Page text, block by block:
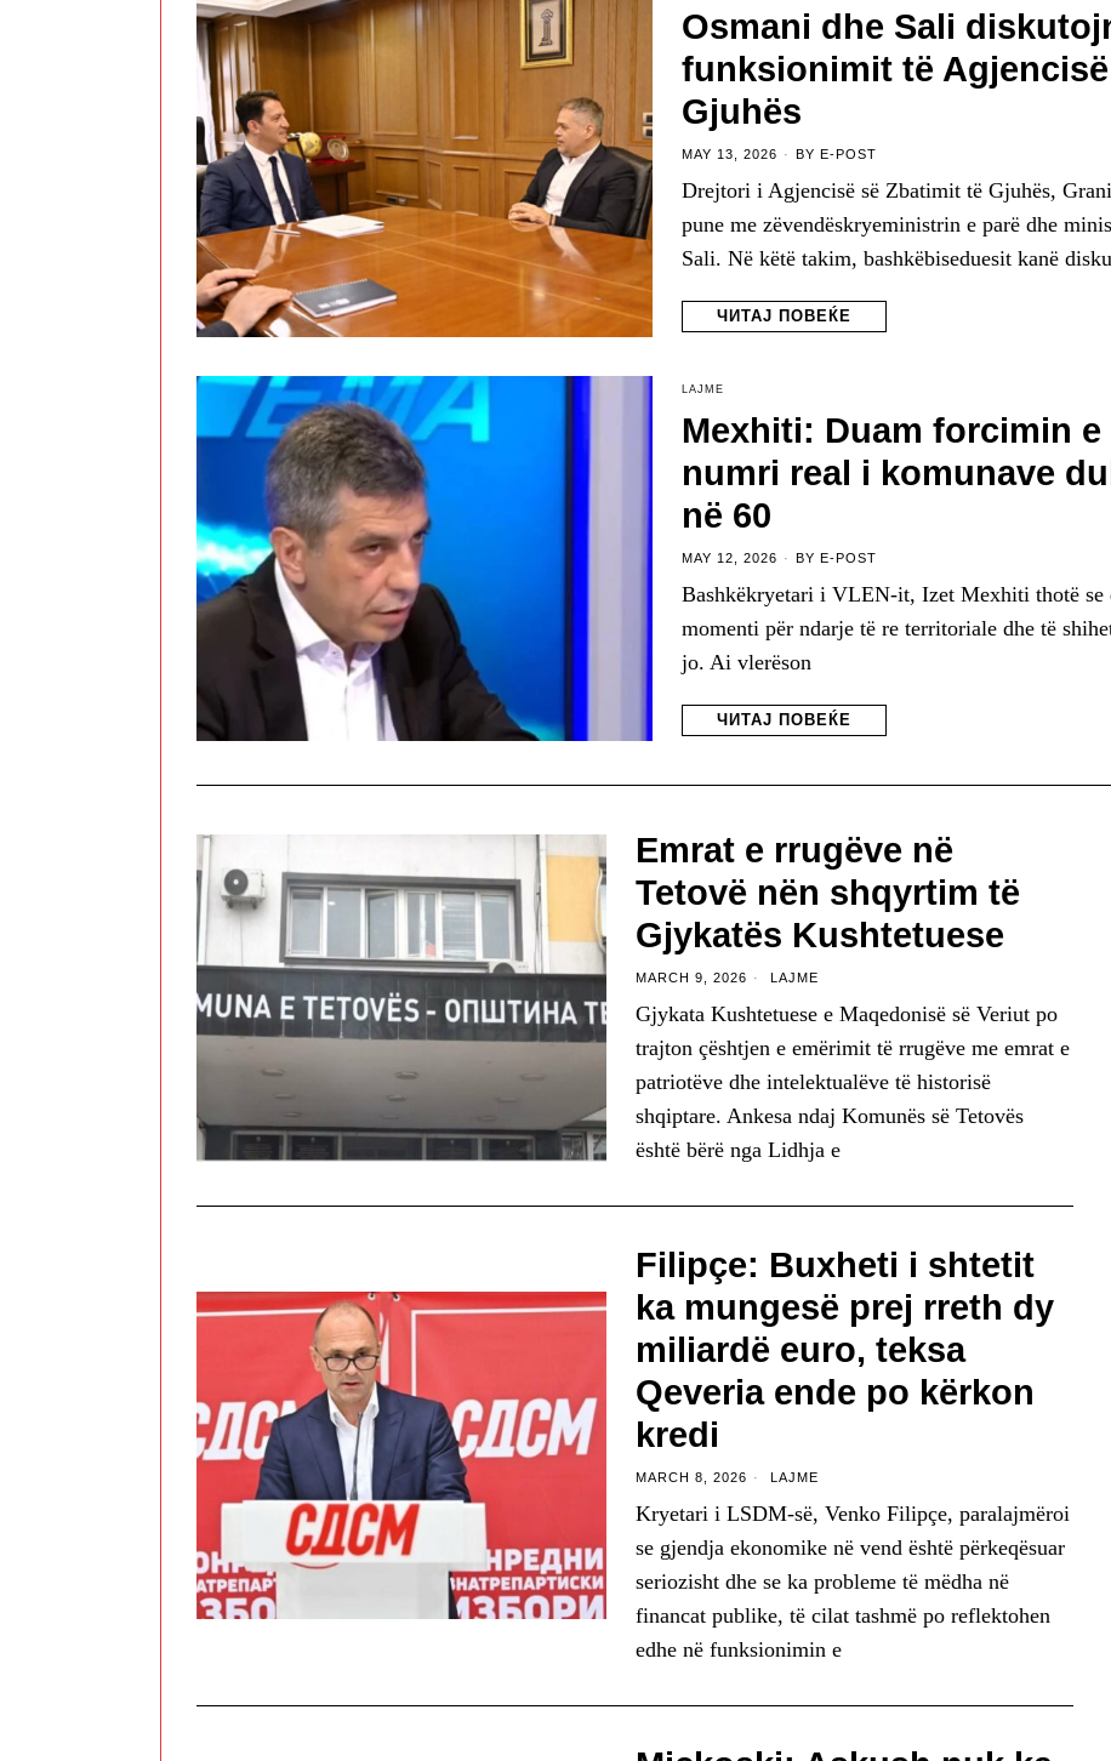
Osmani dhe Sali
funksionimit të
Gjuhës
MAY 13, 2026 BY E-POST
Drejtori i Agjencisë së Zbatimit të Gjuhës,
pune me zëvendëskryeministrin e parë dhe
Sali. Në këtë takim, bashkëbiseduesit kanë
ЧИТАЈ ПОВЕЌЕ
LAJME
Mexhiti: Duam forcimin
numri real i komunave
në 60
MAY 12, 2026 BY E-POST
Bashkëkryetari i VLEN-it, Izet Mexhiti thotë se
momenti për ndarje të re territoriale dhe të
jo. Ai vlerëson
ЧИТАЈ ПОВЕЌЕ
Emrat e rrugëve në
Tetovë nën shqyrtim të
Gjykatës Kushtetuese
MARCH 9, 2026 LAJME
Gjykata Kushtetuese e Maqedonisë së Veriut po
trajton çështjen e emërimit të rrugëve me emrat e
patriotëve dhe intelektualëve të historisë
shqiptare. Ankesa ndaj Komunës së Tetovës
është bërë nga Lidhja e
Filipçe: Buxheti i shtetit
ka mungesë prej rreth dy
miliardë euro, teksa
Qeveria ende po kërkon
kredi
MARCH 8, 2026 LAJME
Kryetari i LSDM-së, Venko Filipçe, paralajmëroi
se gjendja ekonomike në vend është përkeqësuar
seriozisht dhe se ka probleme të mëdha në
financat publike, të cilat tashmë po reflektohen
edhe në funksionimin e